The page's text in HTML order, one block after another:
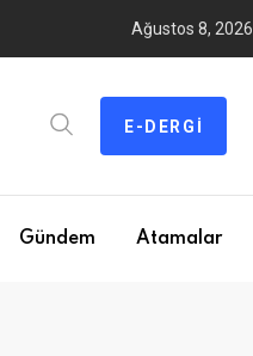
Ağustos 8, 2026
E-DERGI
Gündem Atamalar